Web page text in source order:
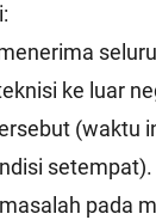
ke luar
(waktu
setempat).
pada